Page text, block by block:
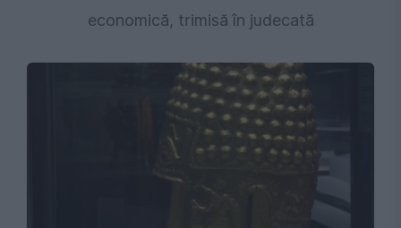
economică, trimisă în judecată